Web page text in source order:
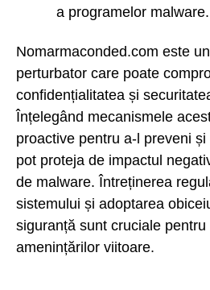
a programelor malware.
Nomarmaconded.com este
perturbator care poate
confidențialitatea și
Înțelegând mecanismele
proactive pentru a-l preveni
pot proteja de impactul
de malware. Întreținerea
sistemului și adoptarea
siguranță sunt cruciale
amenințărilor viitoare.